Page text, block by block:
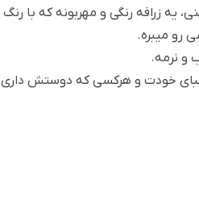
یه زرافه رنگی و مهربونه که با رنگ
رو میبره.
و نرمه.
لبای خودت و هرکسی که دوستش داری